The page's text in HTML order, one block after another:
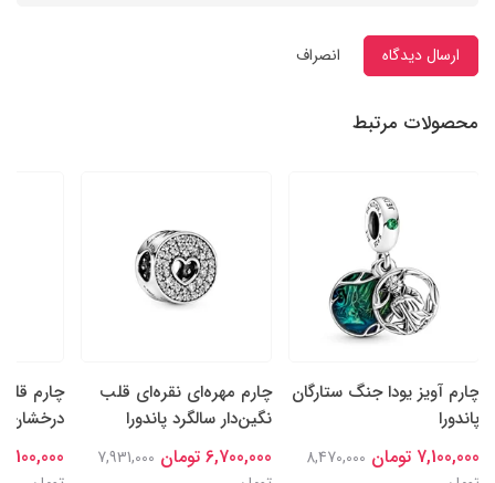
ارسال دیدگاه انصراف
محصولات مرتبط
چارم آویز یودا جنگ ستارگان
پاندورا
7,100,000 تومان
8,470,000
چارم مهره‌ای نقره‌ای قلب
نگین‌دار سالگرد پاندورا
6,700,000 تومان
7,931,000
چارم
درخشان
7,100,000 تومان